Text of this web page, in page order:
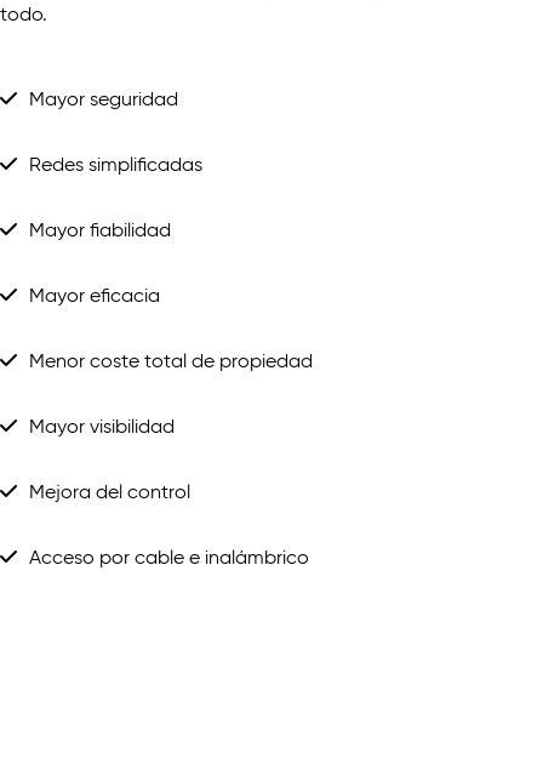
todo.
Mayor seguridad
Redes simplificadas
Mayor fiabilidad
Mayor eficacia
Menor coste total de propiedad
Mayor visibilidad
Mejora del control
Acceso por cable e inalámbrico